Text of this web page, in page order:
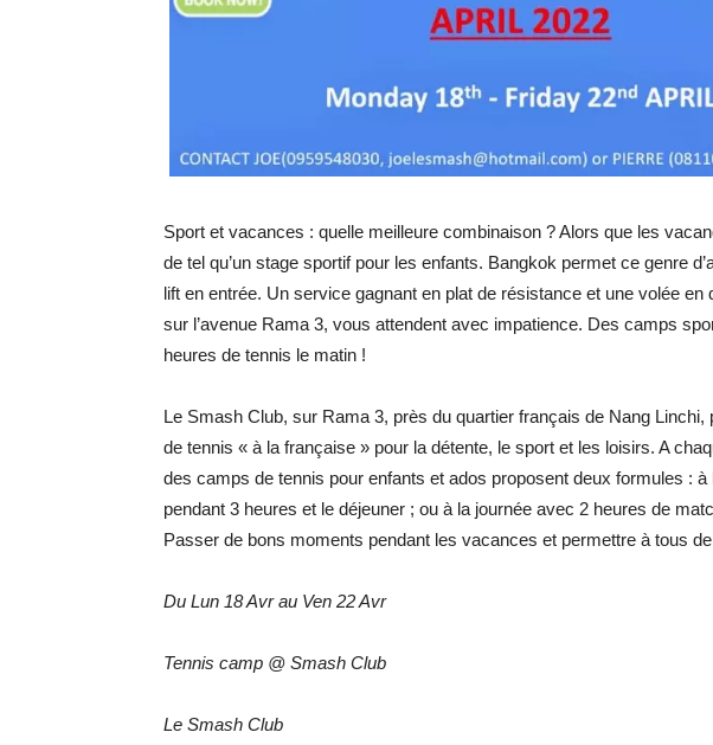
Sport et vacances : quelle meilleure combinaison ? Alors que les
de tel qu’un stage sportif pour les enfants. Bangkok permet ce genre
lift en entrée. Un service gagnant en plat de résistance et une volée
sur l’avenue Rama 3, vous attendent avec impatience. Des camps
heures de tennis le matin !
Le Smash Club, sur Rama 3, près du quartier français de Nang Linchi,
de tennis « à la française » pour la détente, le sport et les loisirs. A
des camps de tennis pour enfants et ados proposent deux formules :
pendant 3 heures et le déjeuner ; ou à la journée avec 2 heures de
Passer de bons moments pendant les vacances et permettre à tous
Du Lun 18 Avr au Ven 22 Avr
Tennis camp @ Smash Club
Le Smash Club